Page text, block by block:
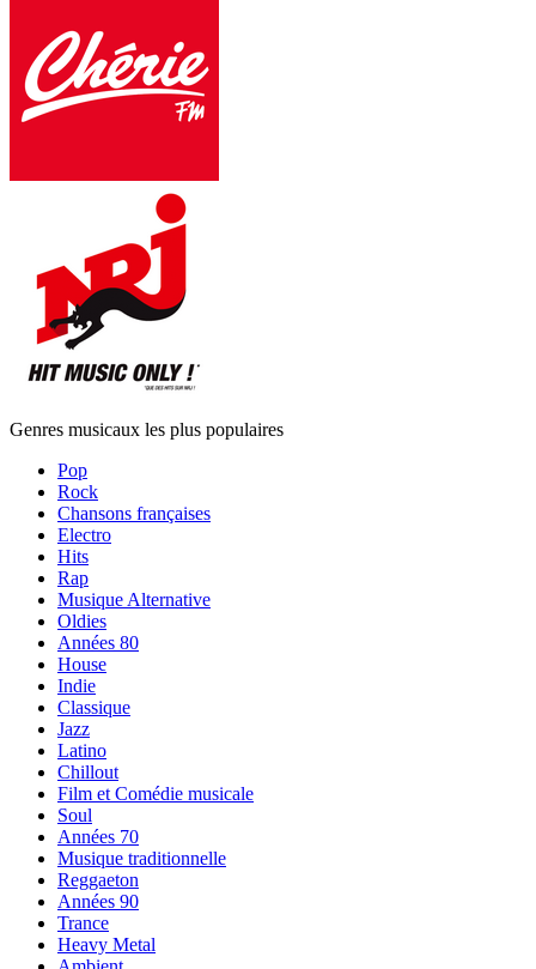
Genres musicaux les plus populaires
Pop
Rock
Chansons françaises
Electro
Hits
Rap
Musique Alternative
Oldies
Années 80
House
Indie
Classique
Jazz
Latino
Chillout
Film et Comédie musicale
Soul
Années 70
Musique traditionnelle
Reggaeton
Années 90
Trance
Heavy Metal